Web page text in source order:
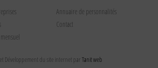
Annuaire de personnalités
Contact
Développement du site internet parTanit web